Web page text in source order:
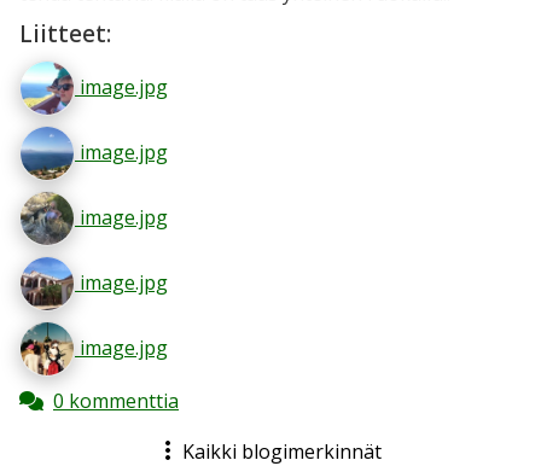
Liitteet:
image.jpg
image.jpg
image.jpg
image.jpg
image.jpg
0 kommenttia
Kaikki blogimerkinnät